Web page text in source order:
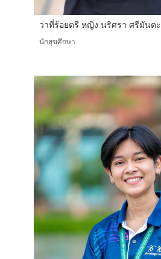
ว่าที่ร้อยตรี หญิง นริศรา ศรีมันตะ
นักสุขศึกษา